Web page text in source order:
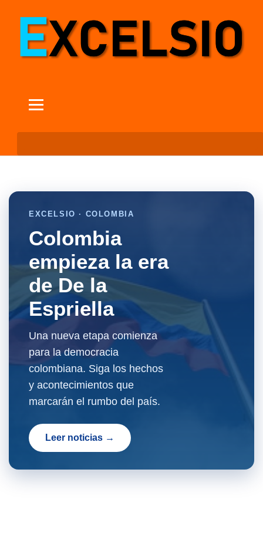
EXCELSIO · COLOMBIA
Colombia
empieza la era
de De la
Espriella
Una nueva etapa comienza
para la democracia
colombiana. Siga los hechos
y acontecimientos que
marcarán el rumbo del país.
Leer noticias →